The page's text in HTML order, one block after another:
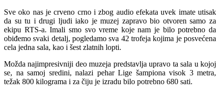
Sve oko nas je crveno crno i zbog audio efekata uvek imate utisak
da su tu i drugi ljudi iako je muzej zapravo bio otvoren samo za
ekipu RTS-a. Imali smo svo vreme koje nam je bilo potrebno da
obiđemo svaki detalj, pogledamo sva 42 trofeja kojima je posvećena
cela jedna sala, kao i šest zlatnih lopti.
Možda najimpresivniji deo muzeja predstavlja upravo ta sala u kojoj
se, na samoj sredini, nalazi pehar Lige šampiona visok 3 metra,
težak 800 kilograma i za čiju je izradu bilo potrebno 680 sati.